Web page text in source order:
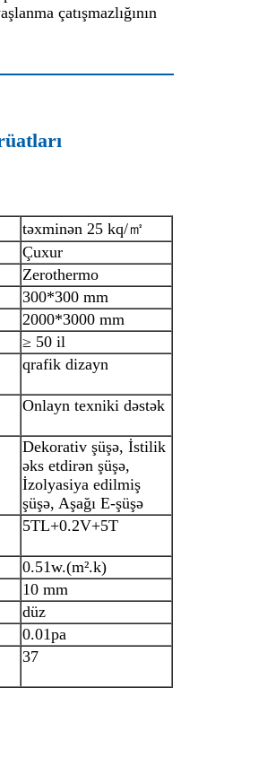
çatışmazlığının
təxminən 25 kq/㎡
Çuxur
Zerothermo
300*300 mm
2000*3000 mm
≥ 50 il
qrafik dizayn
Onlayn texniki dəstək
Dekorativ şüşə, İstilik
əks etdirən şüşə,
İzolyasiya edilmiş
şüşə, Aşağı E-şüşə
5TL+0.2V+5T
0.51w.(m².k)
10 mm
düz
0.01pa
37